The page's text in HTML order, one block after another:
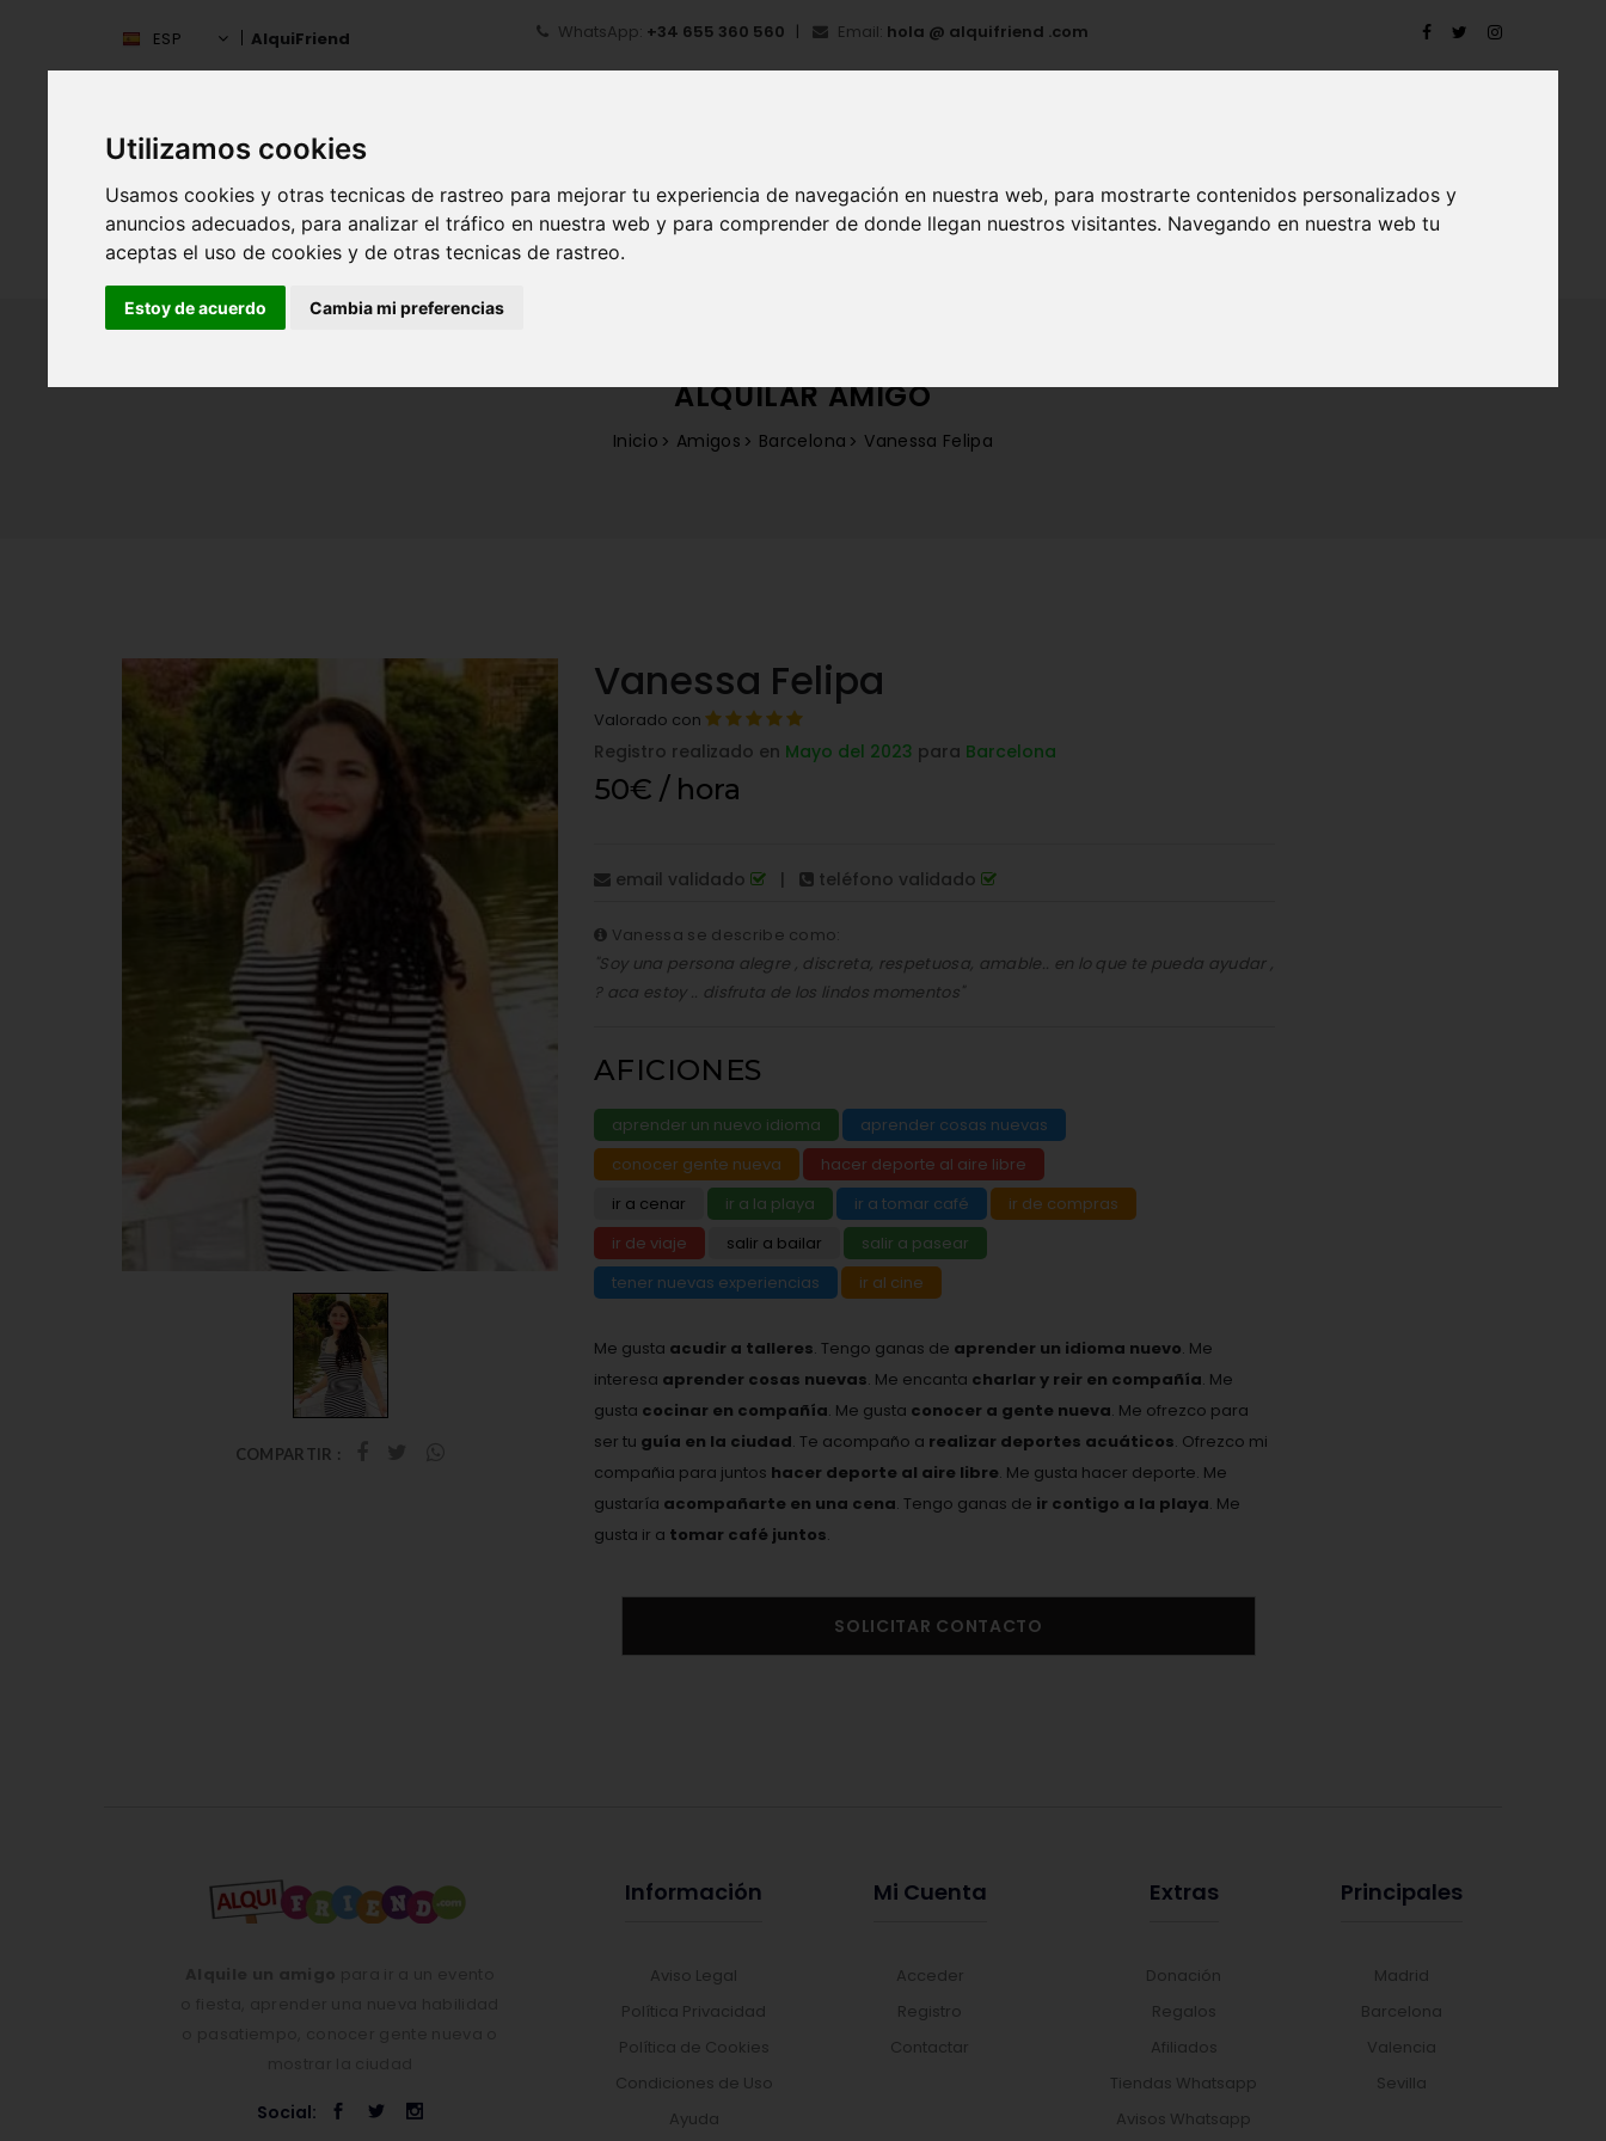
Utilizamos cookies
Usamos cookies y otras tecnicas de rastreo para mejorar tu experiencia de navegación en nuestra web, para mostrarte contenidos personalizados y
anuncios adecuados, para analizar el tráfico en nuestra web y para comprender de donde llegan nuestros visitantes. Navegando en nuestra web tu
aceptas el uso de cookies y de otras tecnicas de rastreo.
Estoy de acuerdo Cambia mi preferencias
ESP AlquiFriend WhatsApp: +34 655 360 560 Email: hola @ alquifriend .com
ESPAÑA INICIO ¿QUÉ ES ALQUIFRIEND?
ALQUILAR AMIGO
Inicio Amigos Barcelona Vanessa Felipa
COMPARTIR :
Vanessa Felipa
Valorado con
Registro realizado en Mayo del 2023 para Barcelona
50€ / hora
email validado | teléfono validado
Vanessa se describe como:
"Soy una persona alegre , discreta, respetuosa, amable.. en lo que te pueda ayudar ,
? aca estoy .. disfruta de los lindos momentos"
AFICIONES
aprender un nuevo idioma
aprender cosas nuevas
conocer gente nueva
hacer deporte al aire libre
ir a cenar
ir a la playa ir a tomar café
ir de compras
ir de viaje
salir a bailar
salir a pasear
tener nuevas experiencias
ir al cine
Me gusta acudir a talleres. Tengo ganas de aprender un idioma nuevo. Me
interesa aprender cosas nuevas. Me encanta charlar y reir en compañía. Me
gusta cocinar en compañía. Me gusta conocer a gente nueva. Me ofrezco para
ser tu guía en la ciudad. Te acompaño a realizar deportes acuáticos. Ofrezco mi
compañia para juntos hacer deporte al aire libre. Me gusta hacer deporte. Me
gustaría acompañarte en una cena. Tengo ganas de ir contigo a la playa. Me
gusta ir a tomar café juntos.
SOLICITAR CONTACTO
Social:
Información
Aviso Legal
Política Privacidad
Política de Cookies
Condiciones de Uso
Ayuda
Mi Cuenta
Acceder
Registro
Contactar
Extras
Donación
Regalos
Afiliados
Tiendas Whatsapp
Avisos Whatsapp
Principales
Madrid
Barcelona
Valencia
Sevilla